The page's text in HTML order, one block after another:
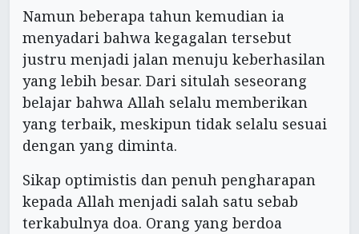
Namun beberapa tahun kemudian ia
menyadari bahwa kegagalan tersebut
justru menjadi jalan menuju keberhasilan
yang lebih besar. Dari situlah seseorang
belajar bahwa Allah selalu memberikan
yang terbaik, meskipun tidak selalu sesuai
dengan yang diminta.
Sikap optimistis dan penuh pengharapan
kepada Allah menjadi salah satu sebab
terkabulnya doa. Orang yang berdoa